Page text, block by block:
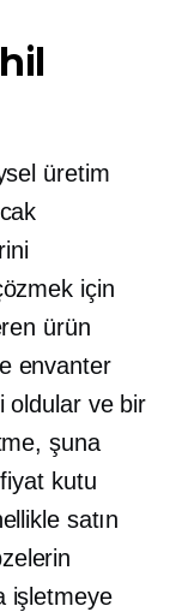
üretim
için
ürün
envanter
oldular ve bir
şuna
kutu
satın
işletmeye